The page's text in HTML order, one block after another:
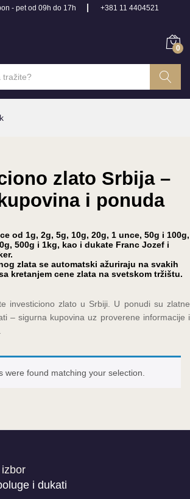
- pet od 09h do 17h +381 11 4404521
0
zlato Srbija –
i ponuda
od 1g, 2g, 5g, 10g, 20g, 1 unce, 50g i 100g,
500g i 1kg, kao i dukate Franc Jozef i
zlata se automatski ažuriraju na svakih
kretanjem cene zlata na svetskom tržištu.
investiciono zlato u Srbiji. U ponudi su zlatne
– sigurna kupovina uz proverene informacije i
were found matching your selection.
i dukati